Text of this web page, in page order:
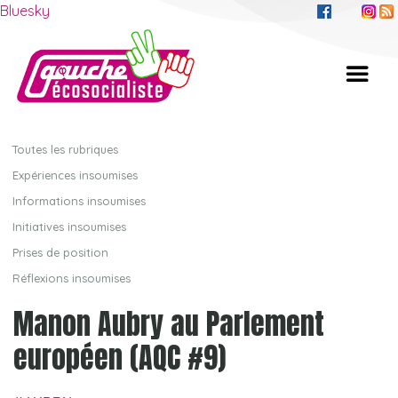
Bluesky
Toutes les rubriques
Expériences insoumises
Informations insoumises
Initiatives insoumises
Prises de position
Réflexions insoumises
Manon Aubry au Parlement
européen (AQC #9)